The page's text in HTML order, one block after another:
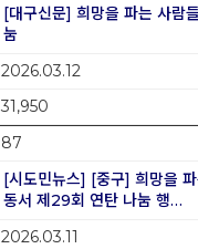
[대구신문] 희망을 파는 사람
눔
2026.03.12
31,950
87
[시도민뉴스] [중구] 희망을
동서 제29회 연탄 나눔 행…
2026.03.11